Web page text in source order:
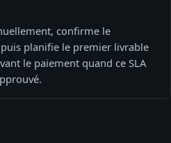
confirme le
planifie le premier livrable
le paiement quand ce SLA